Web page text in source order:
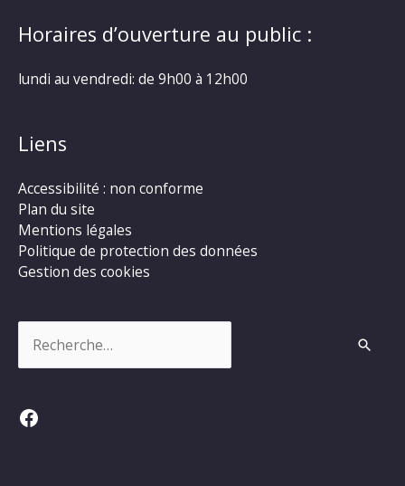
Horaires d’ouverture au public :
lundi au vendredi: de 9h00 à 12h00
Liens
Accessibilité : non conforme
Plan du site
Mentions légales
Politique de protection des données
Gestion des cookies
Facebook